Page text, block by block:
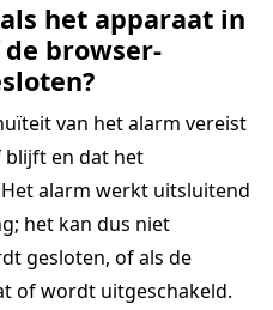
het apparaat in
browser-
van het alarm vereist
blijft en dat het
alarm werkt uitsluitend
het kan dus niet
gesloten, of als de
of wordt uitgeschakeld.